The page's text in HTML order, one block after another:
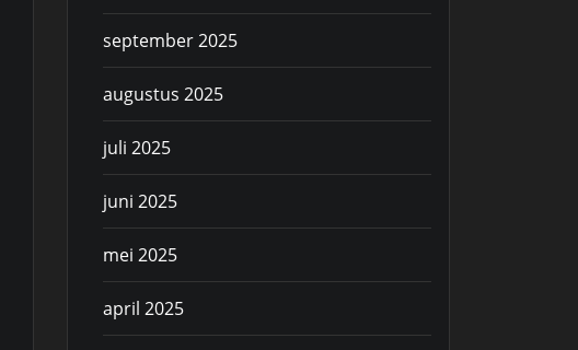
september 2025
augustus 2025
juli 2025
juni 2025
mei 2025
april 2025